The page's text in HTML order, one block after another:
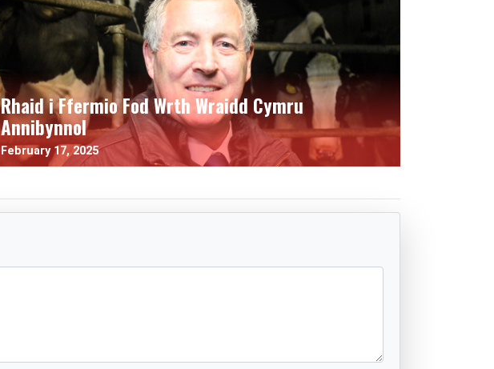
Rhaid i Ffermio Fod Wrth Wraidd Cymru
Annibynnol
February 17, 2025